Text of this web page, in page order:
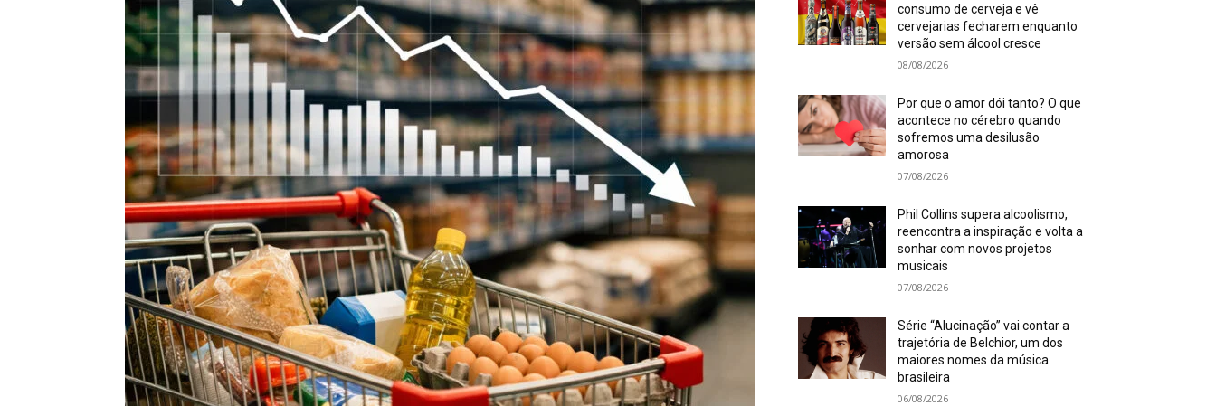
consumo de cerveja e vê
cervejarias fecharem enquanto
versão sem álcool cresce
08/08/2026
Por que o amor dói tanto? O que
acontece no cérebro quando
sofremos uma desilusão
amorosa
07/08/2026
Phil Collins supera alcoolismo,
reencontra a inspiração e volta a
sonhar com novos projetos
musicais
07/08/2026
Série “Alucinação” vai contar a
trajetória de Belchior, um dos
maiores nomes da música
brasileira
06/08/2026